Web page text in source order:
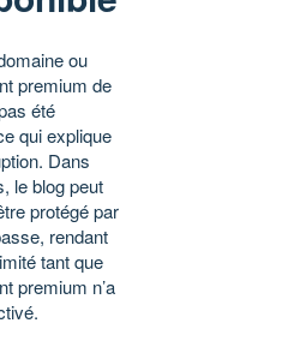
ou
premium de
été
qui explique
Dans
le blog peut
protégé par
rendant
tant que
premium n’a